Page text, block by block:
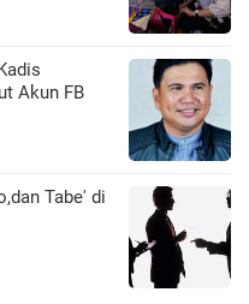
Akun FB
Tabe' di